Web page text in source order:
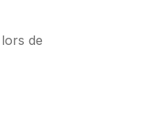
de